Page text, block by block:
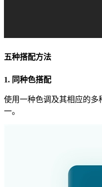
五种搭配方法
1. 同种色搭配
使用一种色调及其相应的
一。